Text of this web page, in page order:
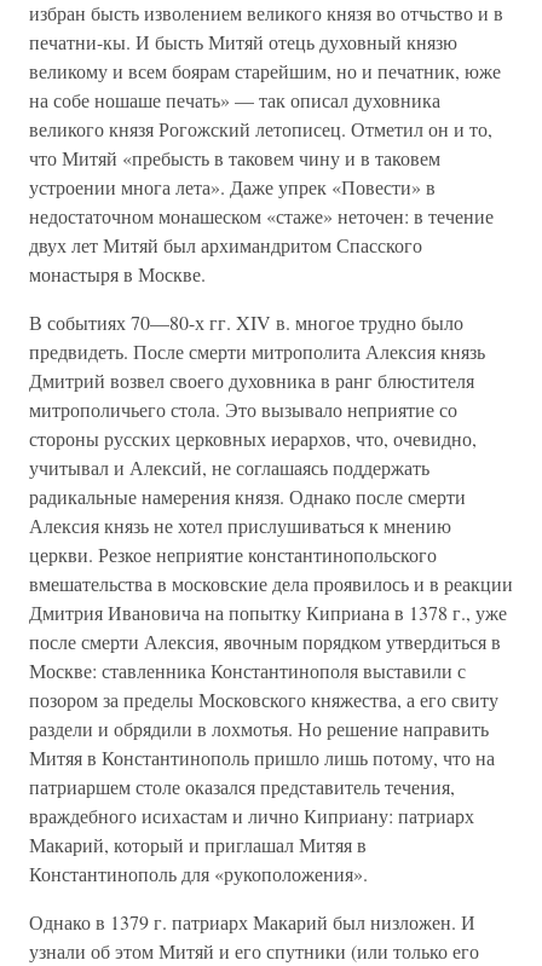
избран бысть изволением великого князя во отчьство и в
печатни-кы. И бысть Митяй отець духовный князю
великому и всем боярам старейшим, но и печатник, юже
на собе ношаше печать» — так описал духовника
великого князя Рогожский летописец. Отметил он и то,
что Митяй «пребысть в таковем чину и в таковем
устроении многа лета». Даже упрек «Повести» в
недостаточном монашеском «стаже» неточен: в течение
двух лет Митяй был архимандритом Спасского
монастыря в Москве.
В событиях 70—80-х гг. XIV в. многое трудно было
предвидеть. После смерти митрополита Алексия князь
Дмитрий возвел своего духовника в ранг блюстителя
митрополичьего стола. Это вызывало неприятие со
стороны русских церковных иерархов, что, очевидно,
учитывал и Алексий, не соглашаясь поддержать
радикальные намерения князя. Однако после смерти
Алексия князь не хотел прислушиваться к мнению
церкви. Резкое неприятие константинопольского
вмешательства в московские дела проявилось и в реакции
Дмитрия Ивановича на попытку Киприана в 1378 г., уже
после смерти Алексия, явочным порядком утвердиться в
Москве: ставленника Константинополя выставили с
позором за пределы Московского княжества, а его свиту
раздели и обрядили в лохмотья. Но решение направить
Митяя в Константинополь пришло лишь потому, что на
патриаршем столе оказался представитель течения,
враждебного исихастам и лично Киприану: патриарх
Макарий, который и приглашал Митяя в
Константинополь для «рукоположения».
Однако в 1379 г. патриарх Макарий был низложен. И
узнали об этом Митяй и его спутники (или только его